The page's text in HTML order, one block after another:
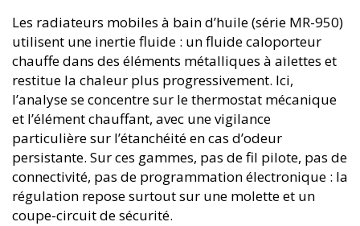
Les radiateurs mobiles à bain d’huile (série MR-950)
utilisent une inertie fluide : un fluide caloporteur
chauffe dans des éléments métalliques à ailettes et
restitue la chaleur plus progressivement. Ici,
l’analyse se concentre sur le thermostat mécanique
et l’élément chauffant, avec une vigilance
particulière sur l’étanchéité en cas d’odeur
persistante. Sur ces gammes, pas de fil pilote, pas de
connectivité, pas de programmation électronique : la
régulation repose surtout sur une molette et un
coupe-circuit de sécurité.